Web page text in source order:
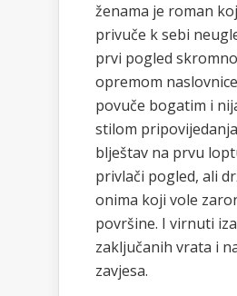
ženama je roman
privuče k sebi
prvi pogled
opremom
povuče bogatim i
stilom
blještav na prvu
privlači pogled, ali
onima koji vole
površine. I virnuti iza
zaključanih vrata i
zavjesa.